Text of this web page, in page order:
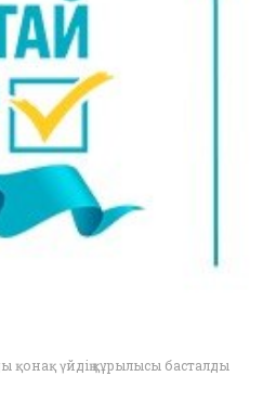
үйдің құрылысы басталды